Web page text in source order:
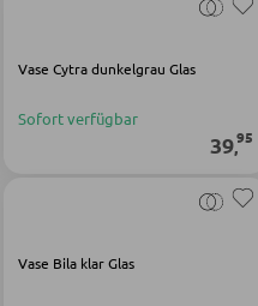
Sitzhocker
Barhocker
Vase Cytra dunkelgrau Glas
Sofort verfügbar
39,95
Vase Bila klar Glas